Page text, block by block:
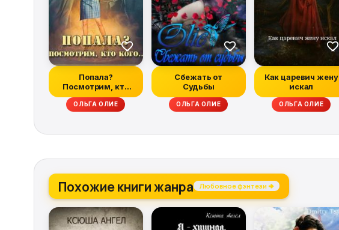
Попала?
Посмотрим, кто
кого
ОЛЬГА ОЛИЕ
Сбежать от
Судьбы
ОЛЬГА ОЛИЕ
Как царевич жену
искал
ОЛЬГА ОЛИЕ
Похожие книги жанра Любовное фэнтези →